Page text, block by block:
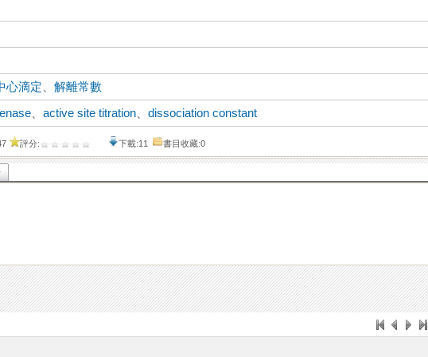
心滴定 、解離常數
、active site titration 、dissociation constant
評分: 下載:11 書目收藏:0